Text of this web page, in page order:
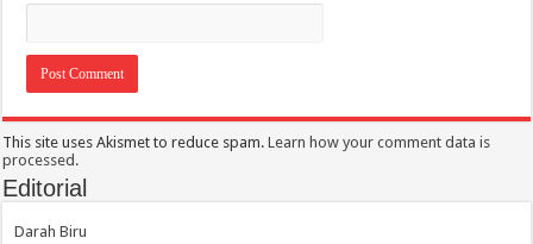
This site uses Akismet to reduce spam.Learn how your comment data is
processed.
Editorial
Darah Biru